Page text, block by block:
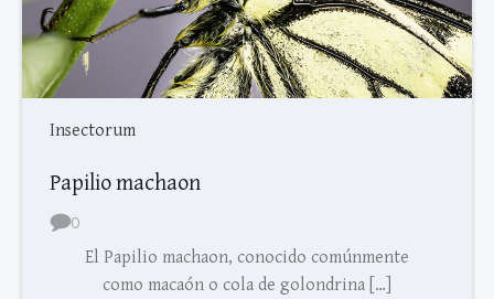
Insectorum
Papilio machaon
0
El Papilio machaon, conocido comúnmente
como macaón o cola de golondrina […]